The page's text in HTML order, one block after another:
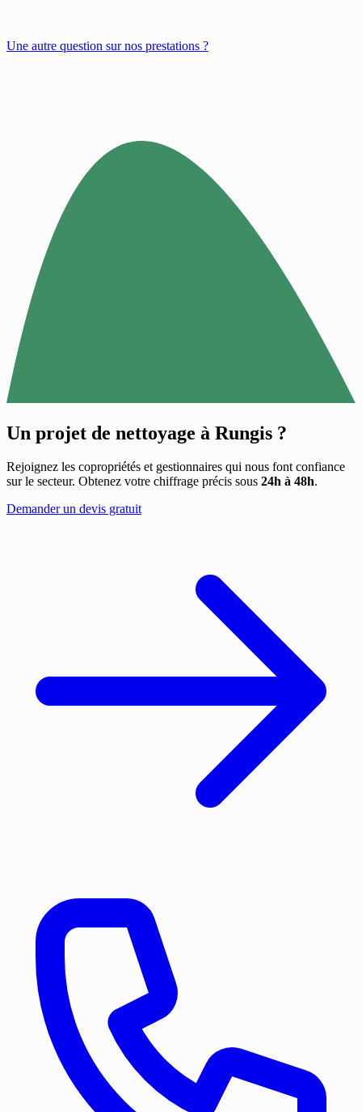
Une autre question sur nos prestations ?
Un projet de nettoyage à Rungis ?
Rejoignez les copropriétés et gestionnaires qui nous font confiance
sur le secteur. Obtenez votre chiffrage précis sous 24h à 48h.
Demander un devis gratuit